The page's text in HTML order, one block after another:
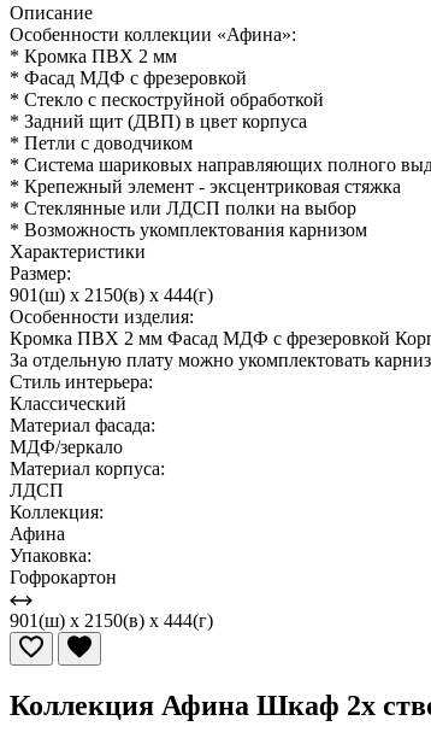
Описание
Особенности коллекции «Афина»:
* Кромка ПВХ 2 мм
* Фасад МДФ с фрезеровкой
* Стекло с пескоструйной обработкой
* Задний щит (ДВП) в цвет корпуса
* Петли с доводчиком
* Система шариковых направляющих полного
* Крепежный элемент - эксцентриковая стяжка
* Стеклянные или ЛДСП полки на выбор
* Возможность укомплектования карнизом
Характеристики
Размер:
901(ш) x 2150(в) x 444(г)
Особенности изделия:
Кромка ПВХ 2 мм Фасад МДФ с фрезеровкой
За отдельную плату можно укомплектовать
Стиль интерьера:
Классический
Материал фасада:
МДФ/зеркало
Материал корпуса:
ЛДСП
Коллекция:
Афина
Упаковка:
Гофрокартон
901(ш) x 2150(в) x 444(г)
Коллекция Афина Шкаф 2х